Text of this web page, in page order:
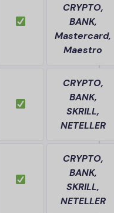
CRYPTO,
BANK,
Mastercard,
Maestro
CRYPTO,
BANK,
SKRILL,
NETELLER
CRYPTO,
BANK,
SKRILL,
NETELLER